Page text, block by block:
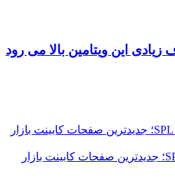
این ویتامین بالا می رود
مقایسه مارمونایت و SPL؛ جدیدترین صفحات کابینت بازار